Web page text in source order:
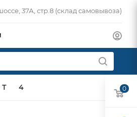
37А, стр.8 (склад самовывоза)
Т 4 0